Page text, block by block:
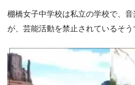
棚橋女子中学校は私立の学校で、
が、芸能活動を禁止されているそう